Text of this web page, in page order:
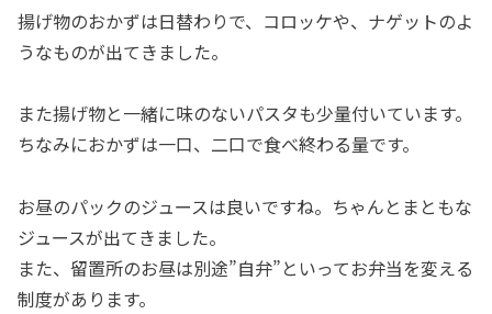
揚げ物のおかずは日替わりで、コロッケや、ナゲットのよ
うなものが出てきました。
また揚げ物と一緒に味のないパスタも少量付いています。
ちなみにおかずは一口、二口で食べ終わる量です。
お昼のパックのジュースは良いですね。ちゃんとまともな
ジュースが出てきました。
また、留置所のお昼は別途”自弁”といってお弁当を変える
制度があります。